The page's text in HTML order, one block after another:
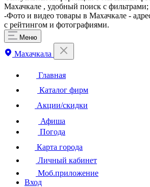
Махачкале , удобный поиск с фильтрами;
-Фото и видео товары в Махачкале -
с рейтингом и фотографиями.
Меню
Махачкала
Главная
Каталог фирм
Акции/скидки
Афиша
Погода
Карта города
Личный кабинет
Моб.приложение
Вход